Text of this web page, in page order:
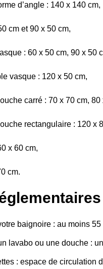
d’angle : 140 x 140 cm,
cm et 90 x 50 cm,
: 60 x 50 cm, 90 x 50
vasque : 120 x 50 cm,
carré : 70 x 70 cm,
rectangulaire : 120 x
x 60 cm,
cm.
baignoire : au moins 55
lavabo ou une douche :
: espace de circulation